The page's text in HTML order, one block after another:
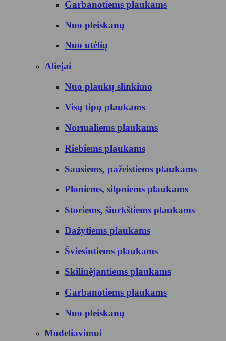
Garbanotiems plaukams
Nuo pleiskanų
Nuo utėlių
Aliejai
Nuo plaukų slinkimo
Visų tipų plaukams
Normaliems plaukams
Riebiems plaukams
Sausiems, pažeistiems plaukams
Ploniems, silpniems plaukams
Storiems, šiurkštiems plaukams
Dažytiems plaukams
Šviesintiems plaukams
Skilinėjantiems plaukams
Garbanotiems plaukams
Nuo pleiskanų
Modeliavimui